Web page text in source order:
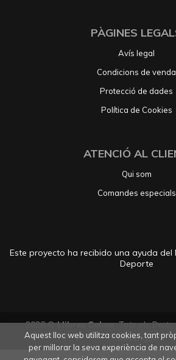
PÀGINES
Avís legal
Condicions de venda
Protecció de dades
Política de Cookies
ATENCIÓ AL
Qui som
Comandes especials
Este proyecto ha recibido una ayuda del
Deporte
2026 ©Llibres Colom. Tots els
Trevenque
Aquest lloc web utilitza cookies, tant
per millorar la seva experiència de